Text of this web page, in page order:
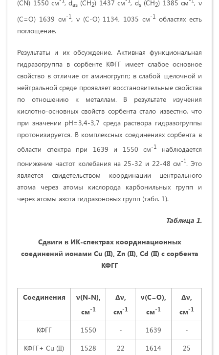
(CN) 1550 см , das (CH2) 1437 см , ds (CH2) 1385 см
, ν
(C=O) 1639 см-1, ν (C-O) 1134, 1035 см-1 областях есть
поглощение.
Результаты и их обсуждение. Активная функциональная
гидразогруппа в сорбенте КФГГ имеет слабое основное
свойство в отличие от аминогрупп; в слабой щелочной и
нейтральной среде проявляет восстановительные свойства
по отношению к металлам. В результате изучения
кислотно-основных свойств сорбента стало известно, что
при значении рН=3,4-3,7 среда раствора гидразогруппы
протонизируется. В комплексных соединениях сорбента в
области спектра при 1639 и 1550 см-1
наблюдается
понижение частот колебания на 25-32 и 22-48 см-1. Это
является свидетельством координации центрального
атома через атомы кислорода карбонильных групп и
через атомы азота гидразоновых групп (табл. 1).
Таблица 1.
Сдвиги в ИК-спектрах координационных
соединений ионами Cu (II), Zn (II), Cd (II) с сорбента
КФГГ
Соединения ν(N-N),
см-1
Δν,
см-1
ν(C=O),
см-1
Δν,
см-1
КФГГ 1550 - 1639
-
КФГГ+ Cu (II)
1528 22 1614
25